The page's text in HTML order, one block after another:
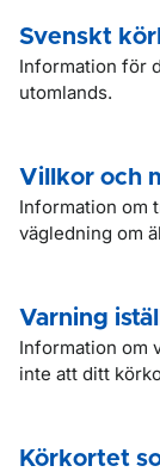
Svenskt
Information för
utomlands.
Villkor och
Information om
vägledning om
Varning
Information om
inte att ditt
Körkortet